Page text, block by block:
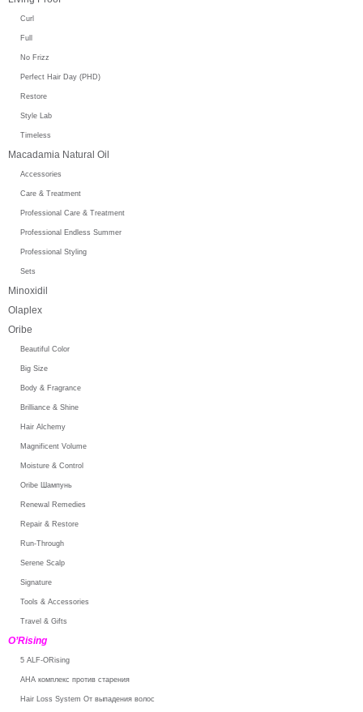
Curl
Full
No Frizz
Perfect Hair Day (PHD)
Restore
Style Lab
Timeless
Macadamia Natural Oil
Accessories
Care & Treatment
Professional Care & Treatment
Professional Endless Summer
Professional Styling
Sets
Minoxidil
Olaplex
Oribe
Beautiful Color
Big Size
Body & Fragrance
Brilliance & Shine
Hair Alchemy
Magnificent Volume
Moisture & Control
Oribe Шампунь
Renewal Remedies
Repair & Restore
Run-Through
Serene Scalp
Signature
Tools & Accessories
Travel & Gifts
O’Rising
5 ALF-ORising
AHA комплекс против старения
Hair Loss System От выпадения волос